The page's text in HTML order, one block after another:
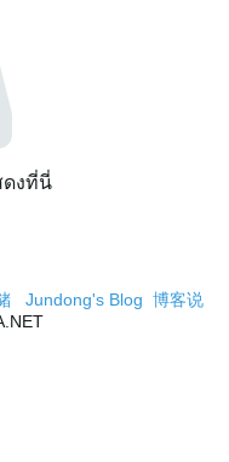
ดงที่นี่
Jundong's Blog 博客说